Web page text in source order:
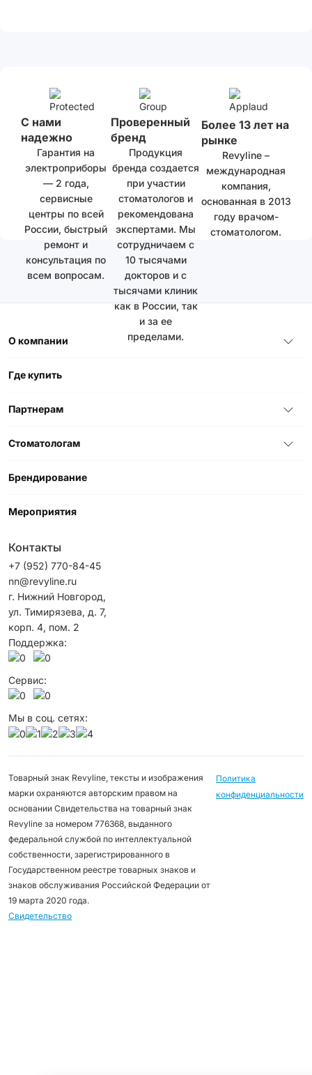
С нами
надежно
Гарантия на
электроприборы
— 2 года,
сервисные
центры по всей
России, быстрый
ремонт и
консультация по
всем вопросам.
Проверенный
бренд
Продукция
бренда создается
при участии
стоматологов и
рекомендована
экспертами. Мы
сотрудничаем с
10 тысячами
докторов и с
тысячами клиник
как в России, так
и за ее
пределами.
Более 13 лет на
рынке
Revyline –
международная
компания,
основанная в 2013
году врачом-
стоматологом.
О компании
Где купить
Партнерам
Стоматологам
Брендирование
Мероприятия
Контакты
+7 (952) 770-84-45
nn@revyline.ru
г. Нижний Новгород,
ул. Тимирязева, д. 7,
корп. 4, пом. 2
Поддержка:
Сервис:
Мы в соц. сетях:
Товарный знак Revyline, тексты и изображения
марки охраняются авторским правом на
основании Свидетельства на товарный знак
Revyline за номером 776368, выданного
федеральной службой по интеллектуальной
собственности, зарегистрированного в
Государственном реестре товарных знаков и
знаков обслуживания Российской Федерации от
19 марта 2020 года.
Свидетельство
Политика
конфиденциальности